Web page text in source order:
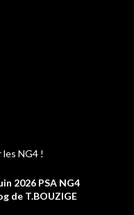
NG4 !
2026 PSA NG4
de T.BOUZIGE